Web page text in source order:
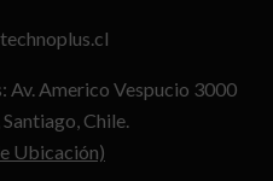
Av. Americo Vespucio 3000
Chile.
Ubicación)